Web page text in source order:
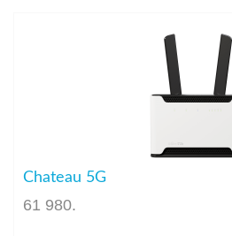
Chateau 5G
61 980.